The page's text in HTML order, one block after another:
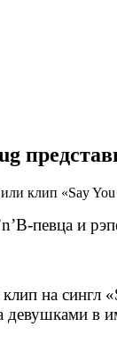
певца и
на
девушками